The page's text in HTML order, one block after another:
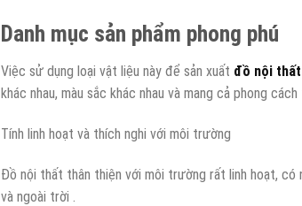
Danh mục sản phẩm phong phú
Việc sử dụng loại vật liệu này để sản xuất đồ nội
khác nhau, màu sắc khác nhau và mang cả phong
Tính linh hoạt và thích nghi với môi trường
Đồ nội thất thân thiện với môi trường rất linh hoạt,
và ngoài trời .